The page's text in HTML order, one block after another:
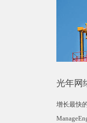
光年网
增长最快